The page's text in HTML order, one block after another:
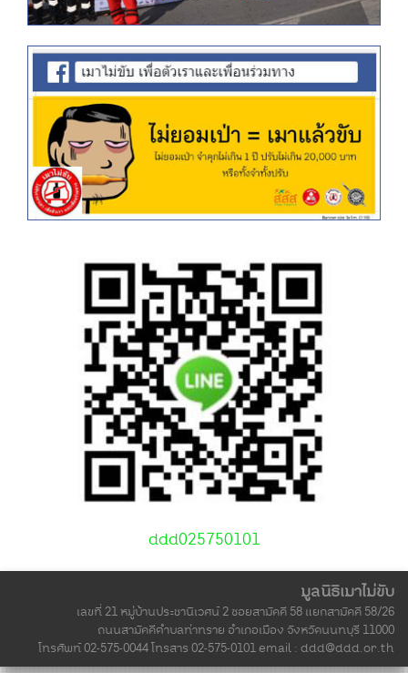
ddd025750101
มูลนิธิเมาไม่ขับ
เลขที่ 21 หมู่บ้านประชานิเวศน์ 2 ซอยสามัคคี 58 แยกสามัคคี 58/26
ถนนสามัคคีตำบลท่าทราย อำเภอเมือง จังหวัดนนทบุรี 11000
โทรศัพท์ 02-575-0044 โทรสาร 02-575-0101 email : ddd@ddd.or.th